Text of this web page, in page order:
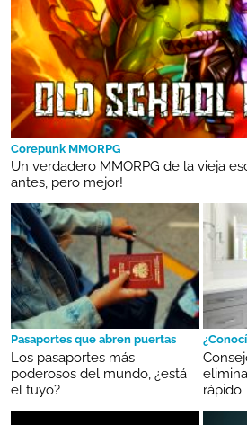
Corepunk MMORPG
Un verdadero MMORPG de la vieja
antes, pero mejor!
Pasaportes que abren puertas
Los pasaportes más
poderosos del mundo, ¿está
el tuyo?
rápido